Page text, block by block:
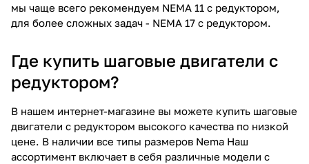
мы чаще всего рекомендуем NEMA 11 с редуктором,
для более сложных задач - NEMA 17 с редуктором.
Где купить шаговые двигатели с
редуктором?
В нашем интернет-магазине вы можете купить шаговые
двигатели с редуктором высокого качества по низкой
цене. В наличии все типы размеров Nema Наш
ассортимент включает в себя различные модели с